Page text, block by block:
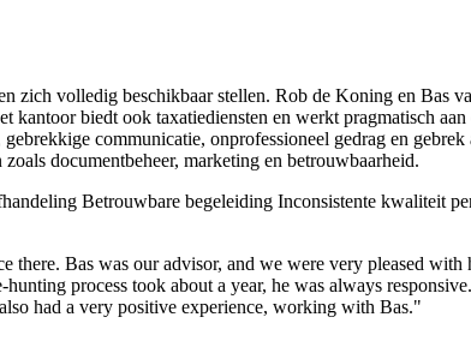
zich volledig beschikbaar stellen. Rob de Koning en Bas
biedt ook taxatiediensten en werkt pragmatisch
communicatie, onprofessioneel gedrag en
documentbeheer, marketing en betrouwbaarheid.
Betrouwbare begeleiding Inconsistente kwaliteit
there. Bas was our advisor, and we were very pleased with
process took about a year, he was always
had a very positive experience, working with Bas."